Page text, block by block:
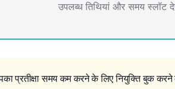
उपलब्ध तिथियां और समय स्लॉट
प्रतीक्षा समय कम करने के लिए नियुक्ति बुक करने